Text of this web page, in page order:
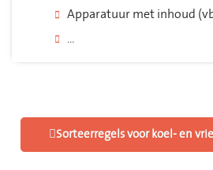
Apparatuur met inhoud
...
Sorteerregels voor koel- en